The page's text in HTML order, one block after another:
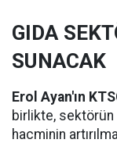
GIDA
SUNACAK
Erol Ayan'ın
birlikte, sektörün
hacminin